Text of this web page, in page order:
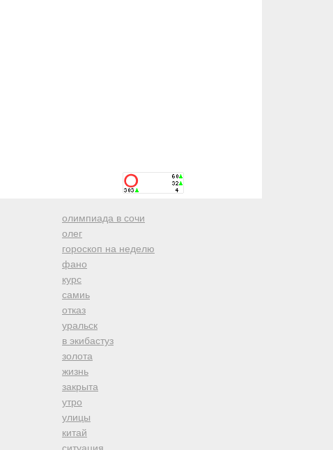
олимпиада в сочи
олег
гороскоп на неделю
фано
курс
самиь
отказ
уральск
в экибастуз
золота
жизнь
закрыта
утро
улицы
китай